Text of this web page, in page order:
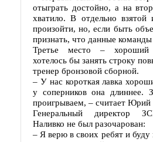
отыграть достойно, а на
хватило. В отдельно взятой
произойти, но, если быть
признать, что данные команды
Третье место – хороший
хотелось бы занять строку
тренер бронзовой сборной.
– У нас короткая лавка
у соперников она длиннее.
проигрываем, – считает
Генеральный директор
Наливко не был разочарован:
– Я верю в своих ребят и буду